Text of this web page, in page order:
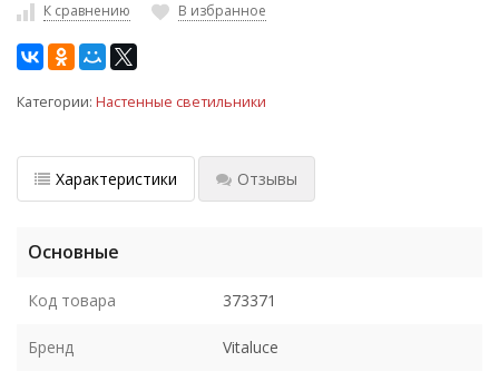
К сравнению В избранное
Категории: Настенные светильники
Характеристики Отзывы
Основные
Код товара 373371
Бренд Vitaluce